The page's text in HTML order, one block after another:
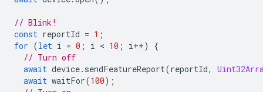
// Blink!
const reportId = 1 ;
for (let i = 0 ; i < 10 ; i++)
{
// Turn off
await device. sendFeatureReport(reportId,
await waitFor(100);